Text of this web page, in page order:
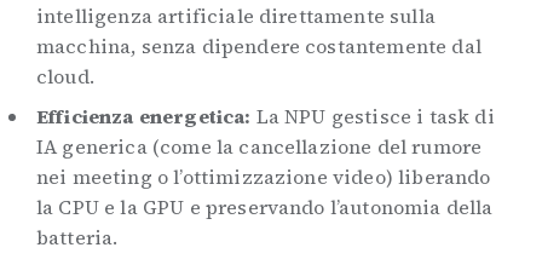
intelligenza artificiale direttamente sulla
macchina, senza dipendere costantemente dal
cloud.
Efficienza energetica: La NPU gestisce i task di
IA generica (come la cancellazione del rumore
nei meeting o l’ottimizzazione video) liberando
la CPU e la GPU e preservando l’autonomia della
batteria.